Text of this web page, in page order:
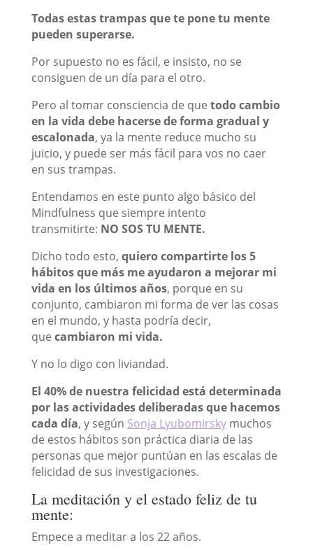
Todas estas trampas que te pone tu mente
pueden superarse.
Por supuesto no es fácil, e insisto, no se
consiguen de un día para el otro.
Pero al tomar consciencia de que todo cambio
en la vida debe hacerse de forma gradual y
escalonada, ya la mente reduce mucho su
juicio, y puede ser más fácil para vos no caer
en sus trampas.
Entendamos en este punto algo básico del
Mindfulness que siempre intento
transmitirte: NO SOS TU MENTE.
Dicho todo esto, quiero compartirte los 5
hábitos que más me ayudaron a mejorar mi
vida en los últimos años, porque en su
conjunto, cambiaron mi forma de ver las cosas
en el mundo, y hasta podría decir,
que cambiaron mi vida.
Y no lo digo con liviandad.
El 40% de nuestra felicidad está determinada
por las actividades deliberadas que hacemos
cada día, y según Sonja Lyubomirsky muchos
de estos hábitos son práctica diaria de las
personas que mejor puntúan en las escalas de
felicidad de sus investigaciones.
La meditación y el estado feliz de tu
mente:
Empece a meditar a los 22 años.